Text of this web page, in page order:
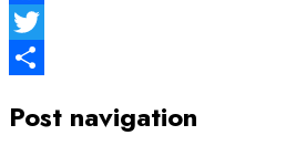
Facebook
Twitter
Post navigation